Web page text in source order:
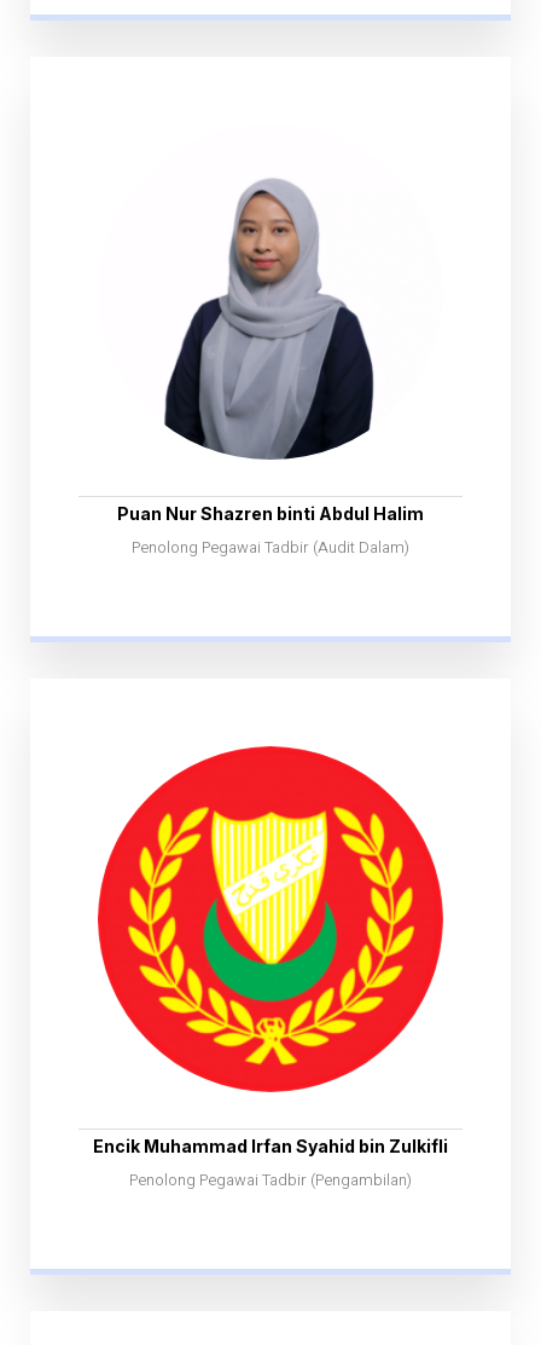
Puan Nur Shazren binti Abdul Halim
Penolong Pegawai Tadbir (Audit Dalam)
Encik Muhammad Irfan Syahid bin Zulkifli
Penolong Pegawai Tadbir (Pengambilan)